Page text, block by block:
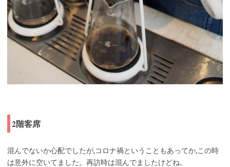
2階客席
混んでないか心配でしたが,コロナ禍ということもあってか,この時
は意外に空いてました。再訪時は混んでましたけどね。